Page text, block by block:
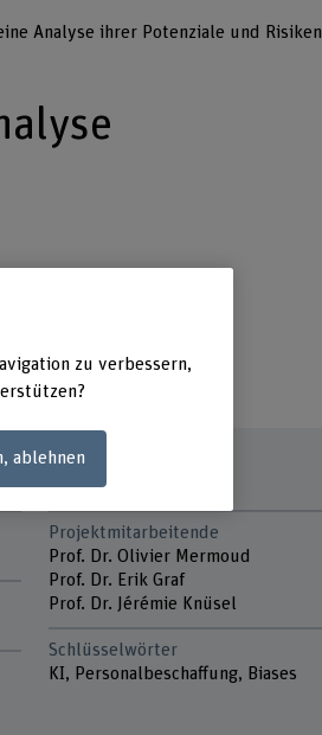
Analyse ihrer Potenziale und Risiken
Projektmitarbeitende
Prof. Dr. Olivier Mermoud
Prof. Dr. Erik Graf
Prof. Dr. Jérémie Knüsel
Schlüsselwörter
KI, Personalbeschaffung, Biases
zu verbessern,
ablehnen